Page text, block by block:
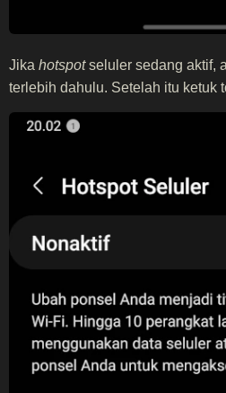
Jika hotspotseluler sedang aktif,
terlebih dahulu. Setelah itu ketuk